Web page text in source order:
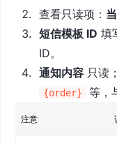
查看只读项：
短信模板 ID 填
ID。
通知内容 只读
{order} 等，
注意